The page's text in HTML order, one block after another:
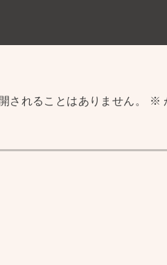
されることはありません。 ※